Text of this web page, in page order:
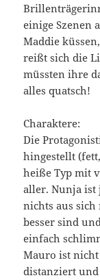
einige Szenen
Maddie
reißt sich die
müssten ihre
alles quatsch!
Charaktere:
Die
hingestellt
heiße Typ mit
aller. Nunja ist
nichts aus
besser sind
einfach
Mauro ist
distanziert